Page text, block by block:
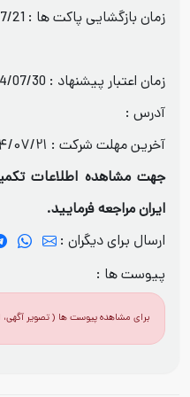
زمان بازگشایی پاکت ها : 1404/07/21 و ساعت : 08:01
زمان اعتبار پیشنهاد : 1404/07/30 و ساعت : 14:00
آدرس :
آخرین مهلت شرکت : 21 08:00:00
جهت مشاهده اطلاعات
ایران مراجعه فرمایید.
ارسال برای دیگران :
پیوست ها :
برای مشاهده پیوست ها ( تصویر آگهی،